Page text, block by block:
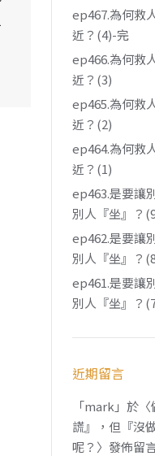
ep467.為何救
近？(4)-完
ep466.為何救
近？(3)
ep465.為何救
近？(2)
ep464.為何救
近？(1)
ep463.是要讓
別人『坐』？
ep462.是要讓
別人『坐』？
ep461.是要讓
別人『坐』？
近期留言
「mark 」於〈
謊』，但『沒
呢？ 〉發佈留